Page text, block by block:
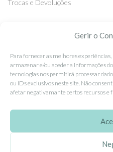
Gerir o
Para fornecer as melhores
armazenar e/ou aceder a informações
tecnologias nos permitirá processar
ou IDs exclusivos neste site. Não
afetar negativamante certos recursos e
Trocas e Devoluções
Facebook
Instagram
Pinterest